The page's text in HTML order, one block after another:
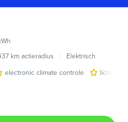
km actieradius
Elektrisch
electronic climate controle